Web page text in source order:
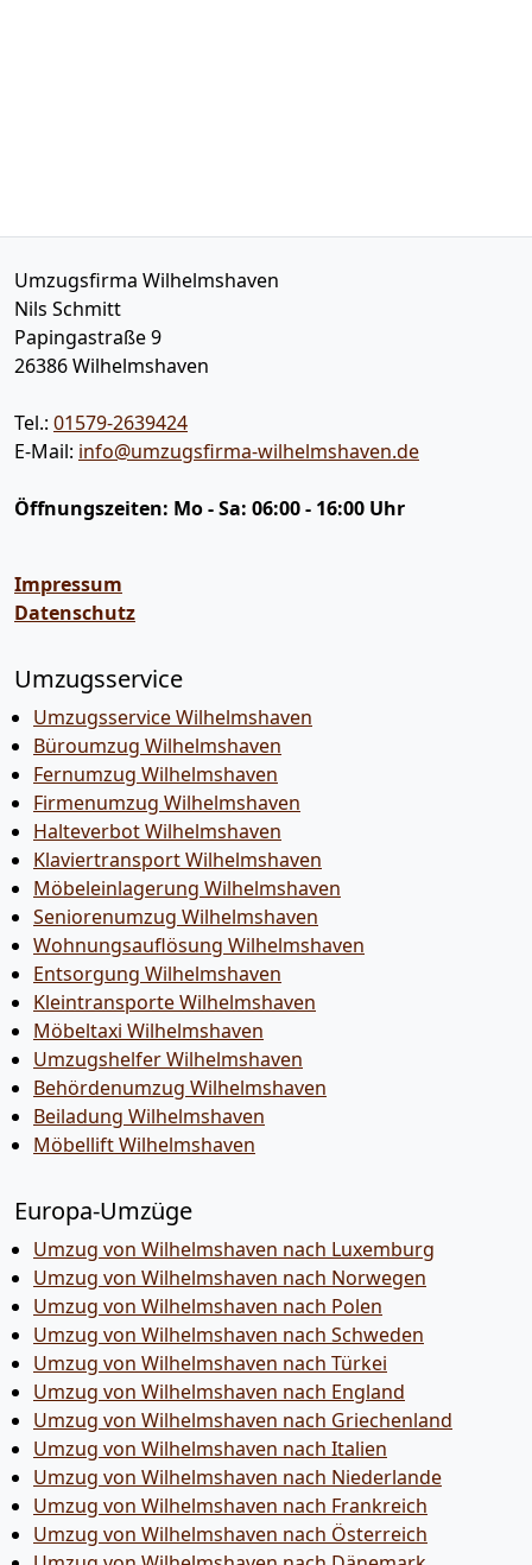
Umzugsfirma Wilhelmshaven
Nils Schmitt
Papingastraße 9
26386Wilhelmshaven
Tel.: 01579-2639424
E-Mail: info@umzugsfirma-wilhelmshaven.de
Öffnungszeiten: Mo - Sa: 06:00 - 16:00 Uhr
Impressum
Datenschutz
Umzugsservice
Umzugsservice Wilhelmshaven
Büroumzug Wilhelmshaven
Fernumzug Wilhelmshaven
Firmenumzug Wilhelmshaven
Halteverbot Wilhelmshaven
Klaviertransport Wilhelmshaven
Möbeleinlagerung Wilhelmshaven
Seniorenumzug Wilhelmshaven
Wohnungsauflösung Wilhelmshaven
Entsorgung Wilhelmshaven
Kleintransporte Wilhelmshaven
Möbeltaxi Wilhelmshaven
Umzugshelfer Wilhelmshaven
Behördenumzug Wilhelmshaven
Beiladung Wilhelmshaven
Möbellift Wilhelmshaven
Europa-Umzüge
Umzug von Wilhelmshaven nach Luxemburg
Umzug von Wilhelmshaven nach Norwegen
Umzug von Wilhelmshaven nach Polen
Umzug von Wilhelmshaven nach Schweden
Umzug von Wilhelmshaven nach Türkei
Umzug von Wilhelmshaven nach England
Umzug von Wilhelmshaven nach Griechenland
Umzug von Wilhelmshaven nach Italien
Umzug von Wilhelmshaven nach Niederlande
Umzug von Wilhelmshaven nach Frankreich
Umzug von Wilhelmshaven nach Österreich